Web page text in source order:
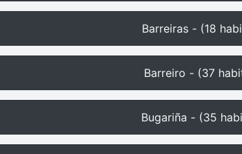
Barreiras - (18
Barreiro - (37
Bugariña - (35